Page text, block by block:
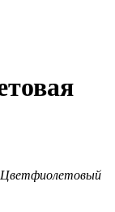
Цветфиолетовый